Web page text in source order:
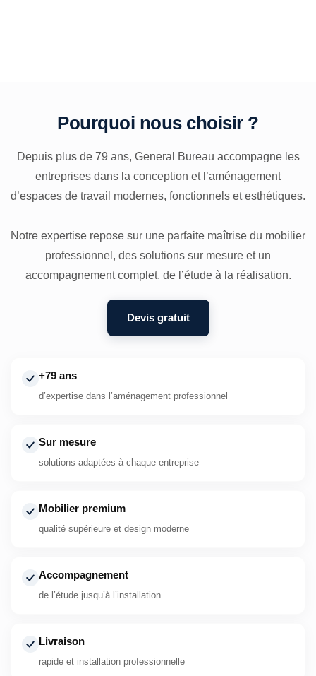
Pourquoi nous choisir ?
Depuis plus de 79 ans, General Bureau accompagne les
entreprises dans la conception et l’aménagement
d’espaces de travail modernes, fonctionnels et esthétiques.
Notre expertise repose sur une parfaite maîtrise du mobilier
professionnel, des solutions sur mesure et un
accompagnement complet, de l’étude à la réalisation.
Devis gratuit
+79 ans
d’expertise dans l’aménagement professionnel
Sur mesure
solutions adaptées à chaque entreprise
Mobilier premium
qualité supérieure et design moderne
Accompagnement
de l’étude jusqu’à l’installation
Livraison
rapide et installation professionnelle